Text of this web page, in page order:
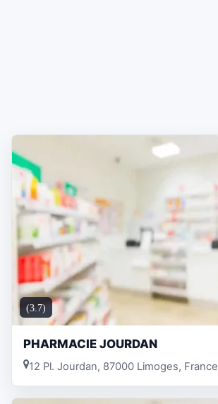
(3.7)
PHARMACIE JOURDAN
12 Pl. Jourdan, 87000 Limoges, France